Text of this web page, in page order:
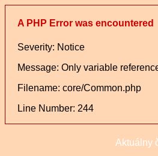
A PHP Error was encountered
Severity: Notice
Message: Only variable
Filename: core/Common.php
Line Number: 244
Aktuálny